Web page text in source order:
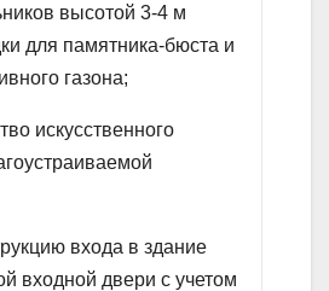
высотой 3-4 м
для памятника-бюста и
газона;
искусственного
входа в здание
входной двери с учетом